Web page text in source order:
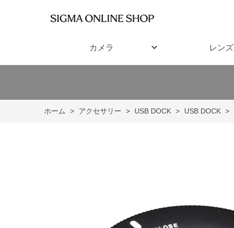
カメラ レンズ
ホーム > アクセサリー > USB DOCK > USB DOCK >